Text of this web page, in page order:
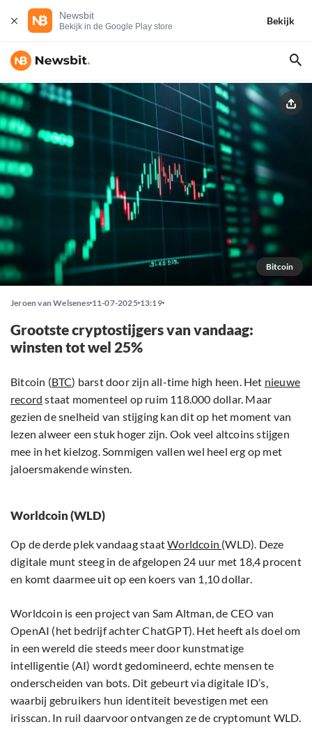
Newsbit
Bekijk in de Google Play store
Bekijk
Bitcoin
Jeroen van Welsenes 11-07-2025 13:19
Grootste cryptostijgers van vandaag:
winsten tot wel 25%
Bitcoin (BTC) barst door zijn all-time high heen. Het nieuwe
record staat momenteel op ruim 118.000 dollar. Maar
gezien de snelheid van stijging kan dit op het moment van
lezen alweer een stuk hoger zijn. Ook veel altcoins stijgen
mee in het kielzog. Sommigen vallen wel heel erg op met
jaloersmakende winsten.
Worldcoin (WLD)
Op de derde plek vandaag staatWorldcoin (WLD). Deze
digitale munt steeg in de afgelopen 24 uur met 18,4 procent
en komt daarmee uit op een koers van 1,10 dollar.
Worldcoin is een project van Sam Altman, de CEO van
OpenAI (het bedrijf achter ChatGPT). Het heeft als doel om
in een wereld die steeds meer door kunstmatige
intelligentie (AI) wordt gedomineerd, echte mensen te
onderscheiden van bots. Dit gebeurt via digitale ID’s,
waarbij gebruikers hun identiteit bevestigen met een
irisscan. In ruil daarvoor ontvangen ze de cryptomunt WLD.